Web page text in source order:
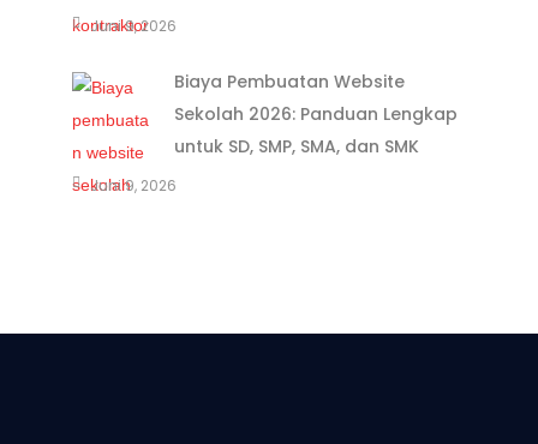
Juni 9, 2026
Biaya Pembuatan Website
Sekolah 2026: Panduan Lengkap
untuk SD, SMP, SMA, dan SMK
Juni 9, 2026